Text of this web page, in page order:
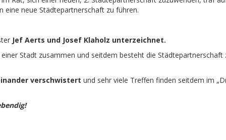
eine neue Städtepartnerschaft zu führen.
Jef Aerts und Josef Klaholz unterzeichnet.
einer Stadt zusammen und seitdem besteht die Städtepartnerschaft
verschwistert und sehr viele Treffen finden seitdem im